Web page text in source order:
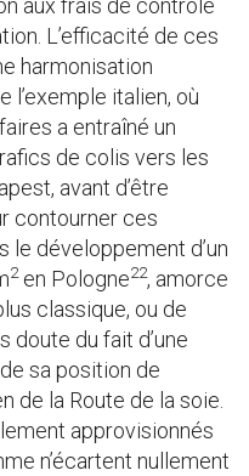
aux frais de contrôle
L’efficacité de ces
harmonisation
l’exemple italien, où
a entraîné un
de colis vers les
avant d’être
contourner ces
le développement d’un
2en Pologne22, amorce
classique, ou de
doute du fait d’une
sa position de
de la Route de la soie.
approvisionnés
n’écartent nullement